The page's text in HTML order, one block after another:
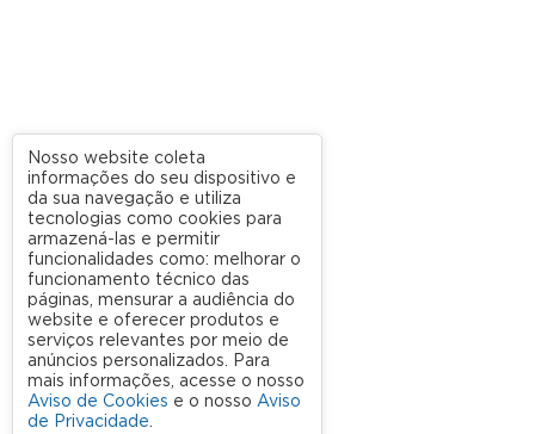
Nosso website coleta
informações do seu dispositivo e
da sua navegação e utiliza
tecnologias como cookies para
armazená-las e permitir
funcionalidades como: melhorar o
funcionamento técnico das
páginas, mensurar a audiência do
website e oferecer produtos e
serviços relevantes por meio de
anúncios personalizados. Para
mais informações, acesse o nosso
Aviso de Cookies e o nosso Aviso
de Privacidade.